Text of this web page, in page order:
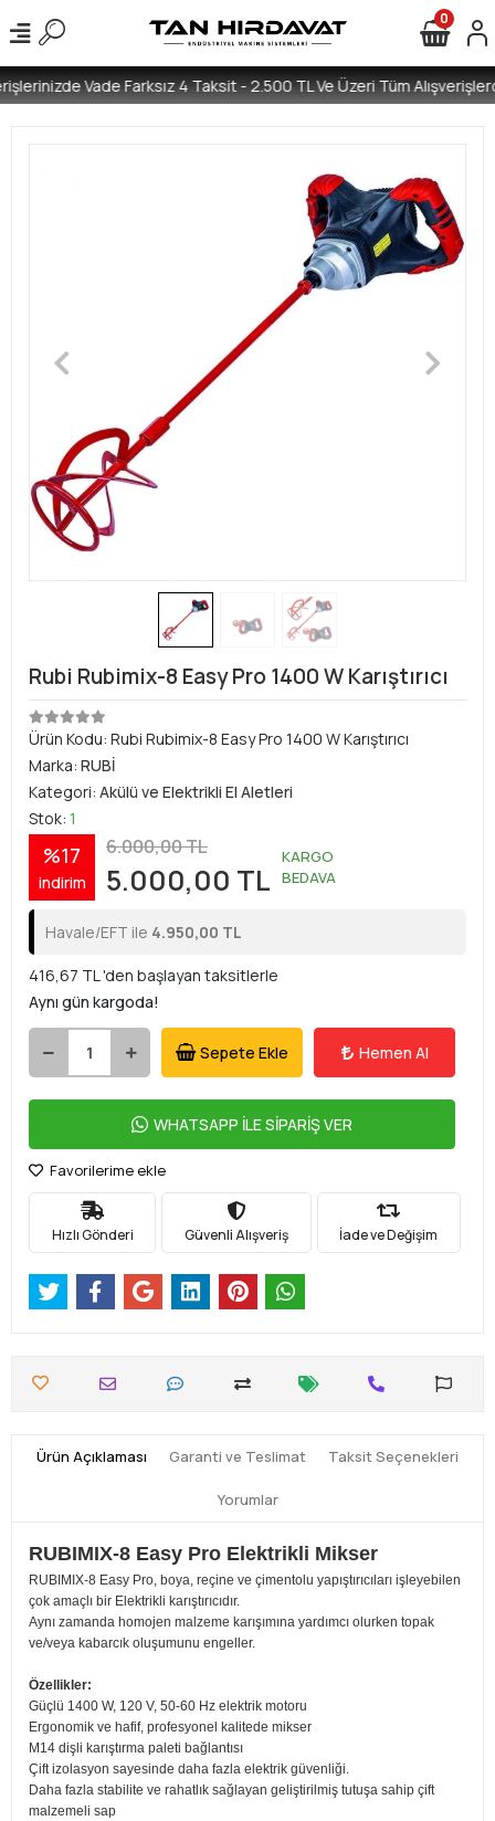
Vade Farksız 4 Taksit - 2.500 TL Ve Üzeri Tüm
0
Rubi Rubimix-8 Easy Pro 1400 W Karıştırıcı
Ürün Kodu: Rubi Rubimix-8 Easy Pro 1400 W Karıştırıcı
Marka: RUBİ
Kategori: Akülü ve Elektrikli El Aletleri
Stok: 1
%17
indirim
6.000,00 TL
5.000,00 TL
KARGO
BEDAVA
Havale/EFT ile 4.950,00 TL
416,67 TL 'den başlayan taksitlerle
Aynı gün kargoda!
Sepete Ekle Hemen Al
WHATSAPP İLE SİPARİŞ VER
Favorilerime ekle
Hızlı Gönderi Güvenli Alışveriş İade ve Değişim
Ürün Açıklaması Garanti ve Teslimat Taksit Seçenekleri
Yorumlar
RUBIMIX-8 Easy Pro Elektrikli Mikser
RUBIMIX-8 Easy Pro, boya, reçine ve çimentolu yapıştırıcıları işleyebilen
çok amaçlı bir Elektrikli karıştırıcıdır.
Aynı zamanda homojen malzeme karışımına yardımcı olurken topak
ve/veya kabarcık oluşumunu engeller.
Özellikler:
Güçlü 1400 W, 120 V, 50-60 Hz elektrik motoru
Ergonomik ve hafif, profesyonel kalitede mikser
M14 dişli karıştırma paleti bağlantısı
Çift izolasyon sayesinde daha fazla elektrik güvenliği.
Daha fazla stabilite ve rahatlık sağlayan geliştirilmiş tutuşa sahip çift
malzemeli sap